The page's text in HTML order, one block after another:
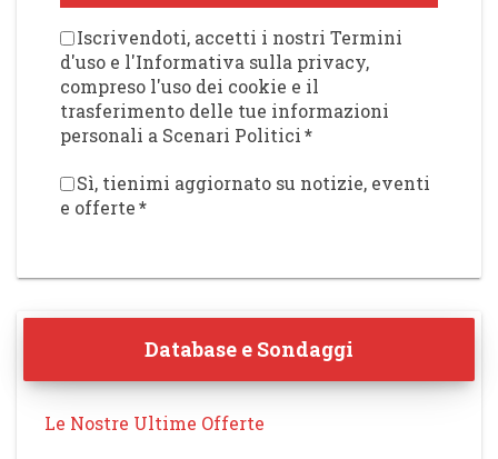
Iscrivendoti, accetti i nostri Termini
d'uso e l'Informativa sulla privacy,
compreso l'uso dei cookie e il
trasferimento delle tue informazioni
personali a Scenari Politici*
Sì, tienimi aggiornato su notizie, eventi
e offerte*
Database e Sondaggi
Le Nostre Ultime Offerte